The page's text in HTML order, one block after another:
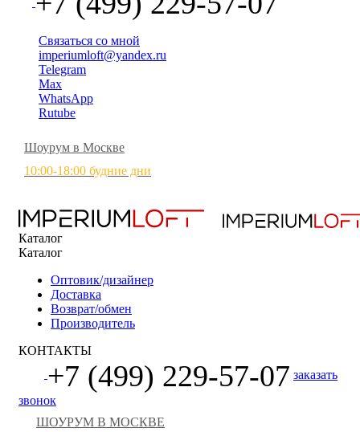
Связаться со мной
imperiumloft@yandex.ru
Telegram
Max
WhatsApp
Rutube
Шоурум в Москве
10:00-18:00 будние дни
Каталог
Каталог
Оптовик/дизайнер
Доставка
Возврат/обмен
Производитель
КОНТАКТЫ
+7 (499) 229-57-07 заказать
звонок
ШОУРУМ В МОСКВЕ